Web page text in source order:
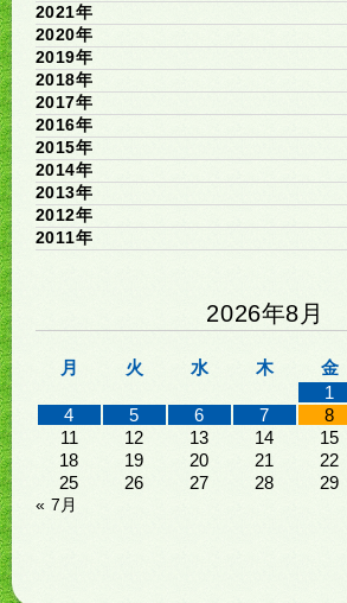
2021年
2020年
2019年
2018年
2017年
2016年
2015年
2014年
2013年
2012年
2011年
2026年8月
月 火 水 木 金
1
4
5 6 7 8
11
12 13 14 15
18
19 20 21 22
25
26 27 28 29
« 7月